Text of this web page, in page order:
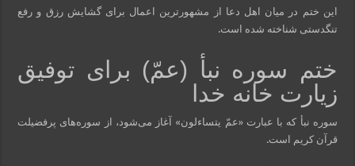
این ختم در میان اهل دعا از مشهورترین اعمال برای گشایش رزق و رفع
تنگدستی شناخته شده است.
ختم سوره نبأ (عمّ) برای توفیق
زیارت خانه خدا
سوره نبأ که با عبارت «عمّ یتساءلون» آغاز می‌شود، از سوره‌های پرفضیلت
قرآن کریم است.